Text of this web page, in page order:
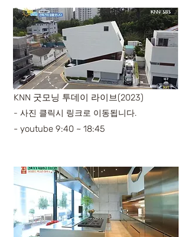
KNN 굿모닝 투데이 라이브(2023)
- 사진 클릭시 링크로 이동됩니다.
- youtube 9:40 ~ 18:45